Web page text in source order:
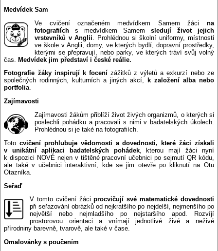
Medvídek Sam
Ve cvičení označeném medvídkem Samem žáci na
fotografiích s medvídkem Samem sledují život jejich
vrstevníků v Anglii . Prohlédnou si školní uniformy, místnosti
ve škole v Anglii, domy, ve kterých bydlí, dopravní prostředky,
kterými se přepravují, nebo parky, ve kterých tráví svůj volný
čas.Medvídek jim představí i české reálie.
Fotografie žáky inspirují k focenízážitků z výletů a exkurzí nebo ze
společných rodinných, kulturních a jiných akcí,
k založení alba nebo
portfolia.
Zajímavosti
Zajímavosti žákům přiblíží život živých organizmů, o kterých si
poslechli pohádku a pracovali s nimi v badatelských úkolech.
Prohlédnou si je také na fotografiích.
Totocvičení prohlubuje vědomosti a dovednosti, které žáci získali
v unikátní aplikaci badatelských pohádek, kterou mají žáci nyní
k dispozici NOVĚ nejen v tištěné pracovní učebnici po sejmutí QR kódu,
ale také v učebnici interaktivní, kde se jim otevře po kliknutí na Otu
Otazníka.
Seřaď
V tomto cvičení žáciprocvičují své matematické dovednosti
při seřazování obrázků od nejkratšího po nejdelší, nejmenšího po
největší nebo nejmladšího po nejstaršího apod. Rozvíjí
prostorovou orientaci a vnímají jednotlivé živé a neživé
přírodniny barevně, tvarově, ale také v čase.
Omalovánky s poučením